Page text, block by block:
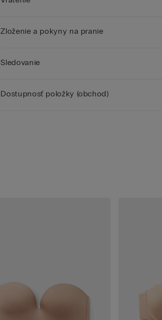
Zloženie a pokyny na pranie
Sledovanie
Dostupnosť položky (obchod)